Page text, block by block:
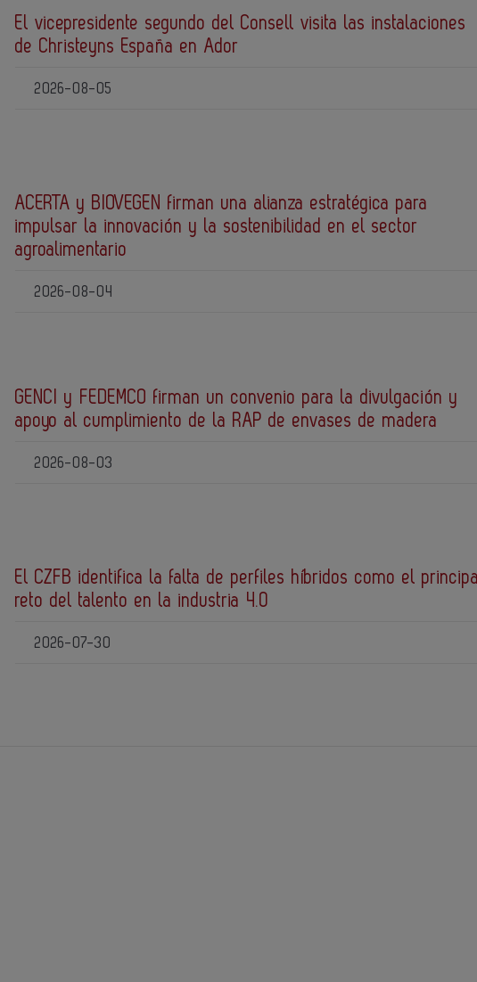
El vicepresidente segundo del Consell visita las instalaciones
de Christeyns España en Ador
2026-08-05
ACERTA y BIOVEGEN firman una alianza estratégica para
impulsar la innovación y la sostenibilidad en el sector
agroalimentario
2026-08-04
GENCI y FEDEMCO firman un convenio para la divulgación y
apoyo al cumplimiento de la RAP de envases de madera
2026-08-03
El CZFB identifica la falta de perfiles híbridos como el
reto del talento en la industria 4.0
2026-07-30